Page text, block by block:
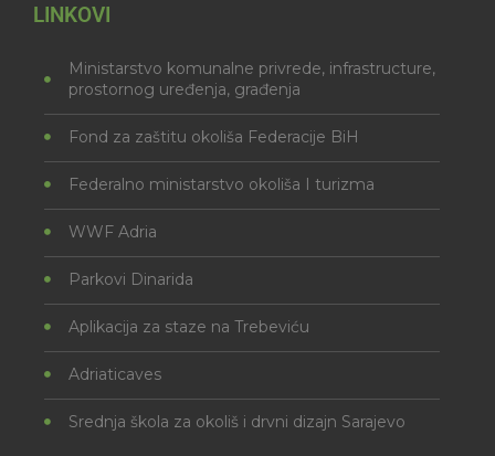
LINKOVI
Ministarstvo komunalne privrede, infrastructure,
prostornog uređenja, građenja
Fond za zaštitu okoliša Federacije BiH
Federalno ministarstvo okoliša I turizma
WWF Adria
Parkovi Dinarida
Aplikacija za staze na Trebeviću
Adriaticaves
Srednja škola za okoliš i drvni dizajn Sarajevo